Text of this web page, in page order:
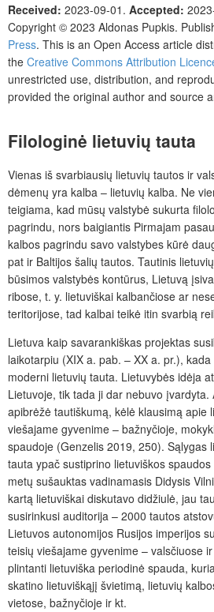
Received: 2023-09-01. Accepted:
Copyright © 2023 Aldonas Pupkis.
Press. This is an Open Access article
the Creative Commons Attribution
unrestricted use, distribution, and
provided the original author and source
Filologinė lietuvių tauta
Vienas iš svarbiausių lietuvių tautos ir
dėmenų yra kalba – lietuvių kalba. Ne
teigiama, kad mūsų valstybė sukurta
pagrindu, nors baigiantis Pirmajam
kalbos pagrindu savo valstybes kūrė
pat ir Baltijos šalių tautos. Tautinis
būsimos valstybės kontūrus, Lietuvą
ribose, t. y. lietuviškai kalbančiose ar
teritorijose, tad kalbai teikė itin svarbią
Lietuva kaip savarankiškas projektas
laikotarpiu (XIX a. pab. – XX a. pr.),
moderni lietuvių tauta. Lietuvybės idėja
Lietuvoje, tik tada ji dar nebuvo įvardyta.
apibrėžė tautiškumą, kėlė klausimą apie
viešajame gyvenime – bažnyčioje,
spaudoje (Genzelis 2019, 250). Sąlygas
tauta ypač sustiprino lietuviškos
metų sušauktas vadinamasis Didysis
kartą lietuviškai diskutavo didžiulė, jau
susirinkusi auditorija – 2000 tautos
Lietuvos autonomijos Rusijos imperijos
teisių viešajame gyvenime – valsčiuose
plintanti lietuviška periodinė spauda,
skatino lietuviškąjį švietimą, lietuvių
vietose, bažnyčioje ir kt.